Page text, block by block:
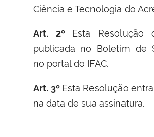
Ciência e Tecnologia do
Art. 2º Esta Resolução
publicada no Boletim de
no portal do IFAC.
Art. 3º Esta Resolução
na data de sua assinatura.